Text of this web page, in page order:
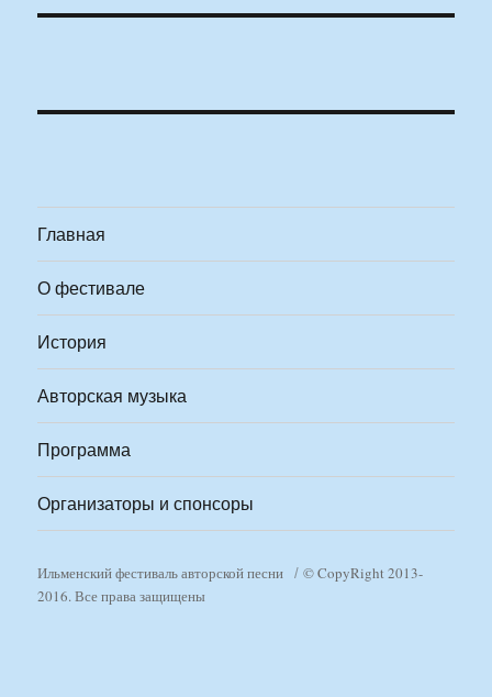
Главная
О фестивале
История
Авторская музыка
Программа
Организаторы и спонсоры
Ильменский фестиваль авторской песни
© CopyRight 2013-
2016. Все права защищены